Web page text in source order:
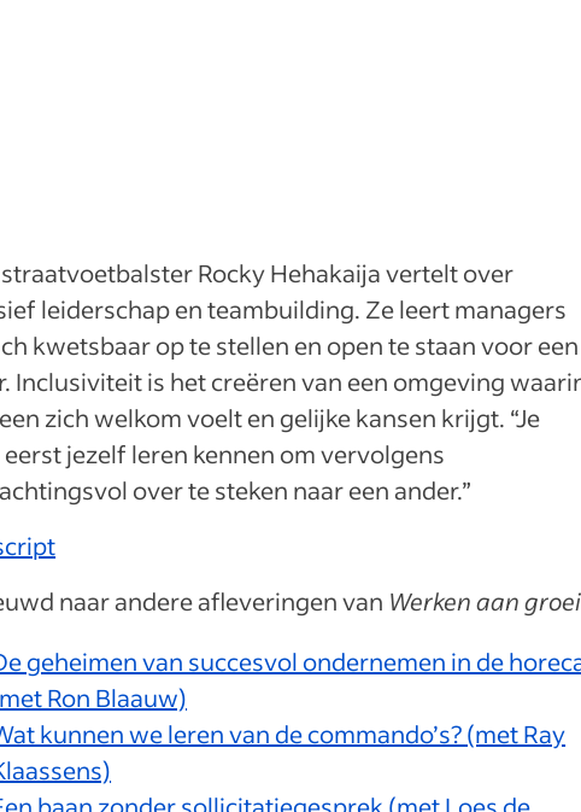
Rocky Hehakaija vertelt over
leiderschap en teambuilding. Ze leert managers
kwetsbaar op te stellen en open te staan voor een
Inclusiviteit is het creëren van een omgeving
zich welkom voelt en gelijke kansen krijgt. “Je
jezelf leren kennen om vervolgens
over te steken naar een ander.”
naar andere afleveringen van Werken aan groei
geheimen van succesvol ondernemen in de
Ron Blaauw)
kunnen we leren van de commando’s? (met Ray
baan zonder sollicitatiegesprek (met Loes de